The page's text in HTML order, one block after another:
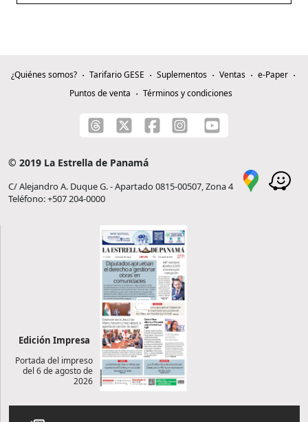
¿Quiénes somos? Tarifario GESE Suplementos Ventas
e-Paper
Puntos de venta
Términos y condiciones
© 2019 La Estrella de Panamá
C/ Alejandro A. Duque G. - Apartado 0815-00507, Zona 4
Teléfono: +507 204-0000
Edición Impresa
Portada del impreso
del 6 de agosto de
2026